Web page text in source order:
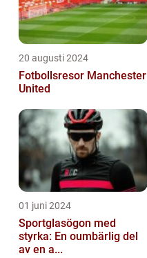
20 augusti 2024
Fotbollsresor Manchester
United
01 juni 2024
Sportglasögon med
styrka: En oumbärlig del
av en a...